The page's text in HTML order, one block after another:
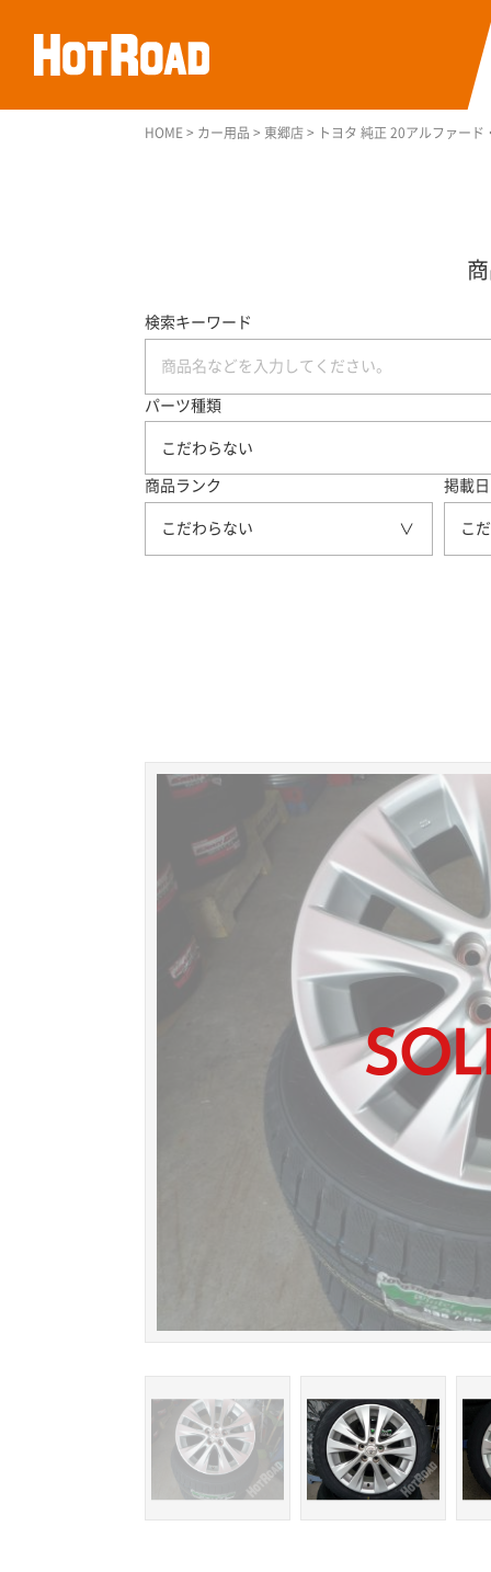
HOME > カー用品 > 東郷店 > トヨタ 純正 20アルファー
検索キーワード
パーツ種類
こだわらない
商品ランク
こだわらない
掲載日
こ